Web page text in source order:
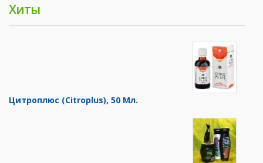
Хиты
Цитроплюс (Citroplus), 50 Мл.